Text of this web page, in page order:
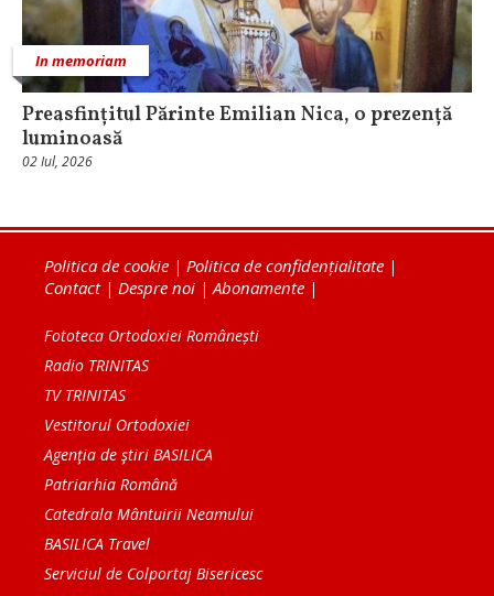
In memoriam
Preasfințitul Părinte Emilian Nica, o prezență
luminoasă
02 Iul, 2026
Politica de cookie | Politica de confidențialitate |
Contact| Despre noi | Abonamente |
Fototeca Ortodoxiei Românești
Radio TRINITAS
TV TRINITAS
Vestitorul Ortodoxiei
Agenţia de ştiri BASILICA
Patriarhia Română
Catedrala Mântuirii Neamului
BASILICA Travel
Serviciul de Colportaj Bisericesc